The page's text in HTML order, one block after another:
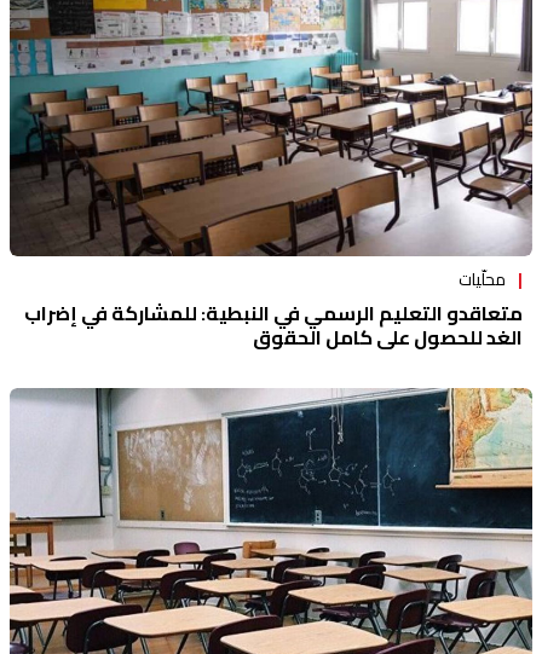
محلّيات
متعاقدو التعليم الرسمي في النبطية: للمشاركة في إضراب
الغد للحصول على كامل الحقوق